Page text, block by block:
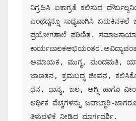
ನಿಗ್ರಹಿಸಿ ಏಕಾಗ್ರತೆ ಕಲಿಸುವ
ಎಂಥದ್ದನ್ನೂ ಸಾಧ್ಯವಾಗಿಸಿ
ಪ್ರಯೋಗಶಾಲೆ ಪರಿಣಿತ.
ಅಮಾಯಕ, ಮುಗ್ಧ, ಮಂದಮತಿ,
ಜಾಣತನ, ಕ್ರಮಬದ್ಧ ಜೀವನ,
ಧನ, ಧಾನ್ಯ, ಜಲ, ಅಗ್ನಿ ಹಾಗೂ
ಆರ್ಥಿಕ ವೆಚ್ಚಗಳನ್ನು ಜವಾಬ್ಧಾರಿ-
ತಿಳುವಳಿಕೆ ನೀಡಿದ ಮಾರ್ಗದರ್ಶಿ.